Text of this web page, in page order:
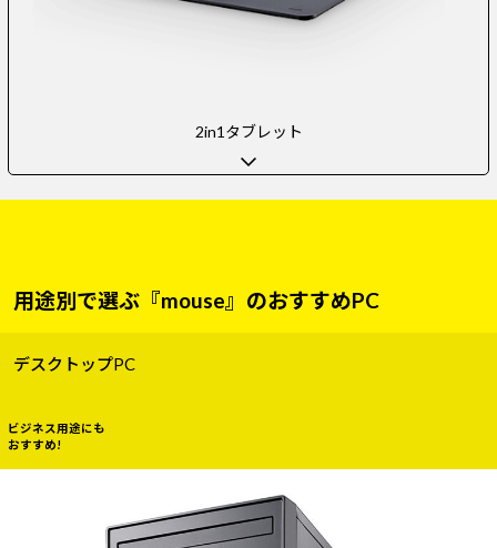
2in1タブレット
用途別で選ぶ『mouse』のおすすめPC
デスクトップPC
ビジネス用途にも
おすすめ!